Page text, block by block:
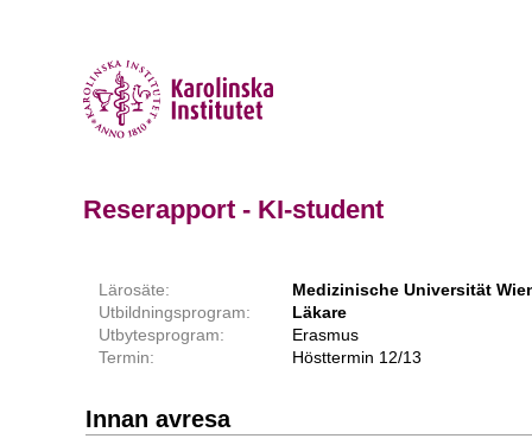
Reserapport - KI-student
Lärosäte:
Medizinische Universität
Utbildningsprogram:
Läkare
Utbytesprogram:
Erasmus
Termin:
Hösttermin 12/13
Innan avresa